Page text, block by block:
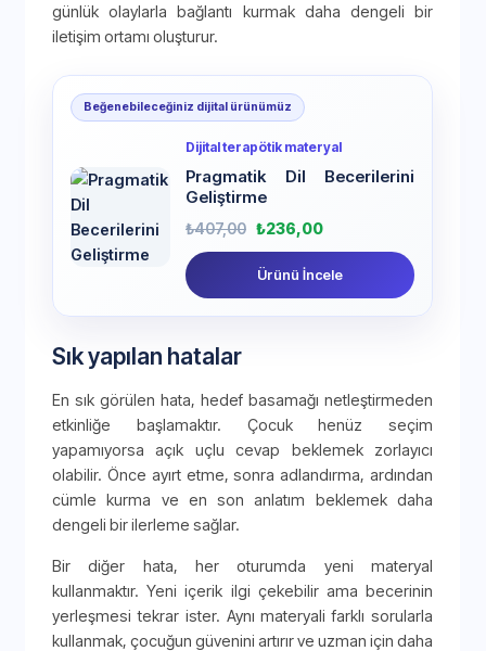
günlük olaylarla bağlantı kurmak daha dengeli bir
iletişim ortamı oluşturur.
Beğenebileceğiniz dijital ürünümüz
Dijital terapötik materyal
Pragmatik Dil Becerilerini
Geliştirme
₺407,00 ₺236,00
Ürünü İncele
Sık yapılan hatalar
En sık görülen hata, hedef basamağı netleştirmeden
etkinliğe başlamaktır. Çocuk henüz seçim
yapamıyorsa açık uçlu cevap beklemek zorlayıcı
olabilir. Önce ayırt etme, sonra adlandırma, ardından
cümle kurma ve en son anlatım beklemek daha
dengeli bir ilerleme sağlar.
Bir diğer hata, her oturumda yeni materyal
kullanmaktır. Yeni içerik ilgi çekebilir ama becerinin
yerleşmesi tekrar ister. Aynı materyali farklı sorularla
kullanmak, çocuğun güvenini artırır ve uzman için daha